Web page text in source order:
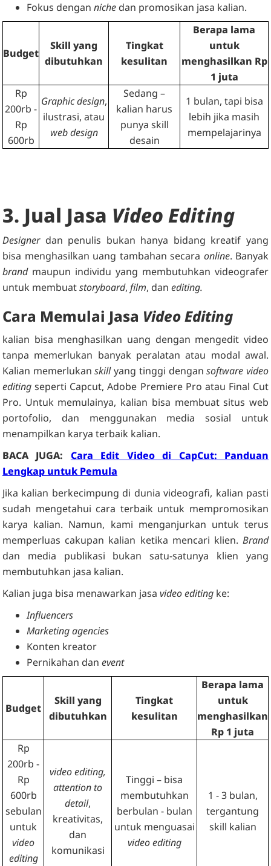
Fokus dengan niche dan promosikan jasa kalian.
Budget
Skill yang
dibutuhkan
Tingkat
kesulitan
Berapa lama
untuk
menghasilkan Rp
1 juta
Rp
200rb -
Rp
600rb
Graphic design,
ilustrasi, atau
web design
Sedang –
kalian harus
punya skill
desain
1 bulan, tapi bisa
lebih jika masih
mempelajarinya
3. Jual Jasa Video Editing
Designer dan penulis bukan hanya bidang kreatif yang
bisa menghasilkan uang tambahan secara online. Banyak
brand maupun individu yang membutuhkan videografer
untuk membuatstoryboard, film, dan editing.
Cara Memulai Jasa Video Editing
kalian bisa menghasilkan uang dengan mengedit video
tanpa memerlukan banyak peralatan atau modal awal.
Kalian memerlukanskillyang tinggi dengansoftware video
editing seperti Capcut, Adobe Premiere Pro atau Final Cut
Pro. Untuk memulainya, kalian bisa membuat situs web
portofolio, dan menggunakan media sosial untuk
menampilkan karya terbaik kalian.
BACA JUGA: Cara Edit Video di CapCut: Panduan
Lengkap untuk Pemula
Jika kalian berkecimpung di dunia videografi, kalian pasti
sudah mengetahui cara terbaik untuk mempromosikan
karya kalian. Namun, kami menganjurkan untuk terus
memperluas cakupan kalian ketika mencari klien. Brand
dan media publikasi bukan satu-satunya klien yang
membutuhkan jasa kalian.
Kalian juga bisa menawarkan jasa video editing ke:
Influencers
Marketing agencies
Konten kreator
Pernikahan dan event
Budget
Skill yang
dibutuhkan
Tingkat
kesulitan
Berapa lama
untuk
menghasilkan
Rp 1 juta
Rp
200rb -
Rp
600rb
sebulan
untuk
video
editing
video editing,
attention to
detail,
kreativitas,
dan
komunikasi
Tinggi – bisa
membutuhkan
berbulan - bulan
untuk menguasai
video editing
1 - 3 bulan,
tergantung
skill kalian